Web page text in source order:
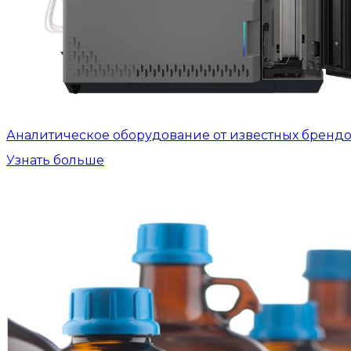
Аналитическое оборудование от известных
Узнать больше